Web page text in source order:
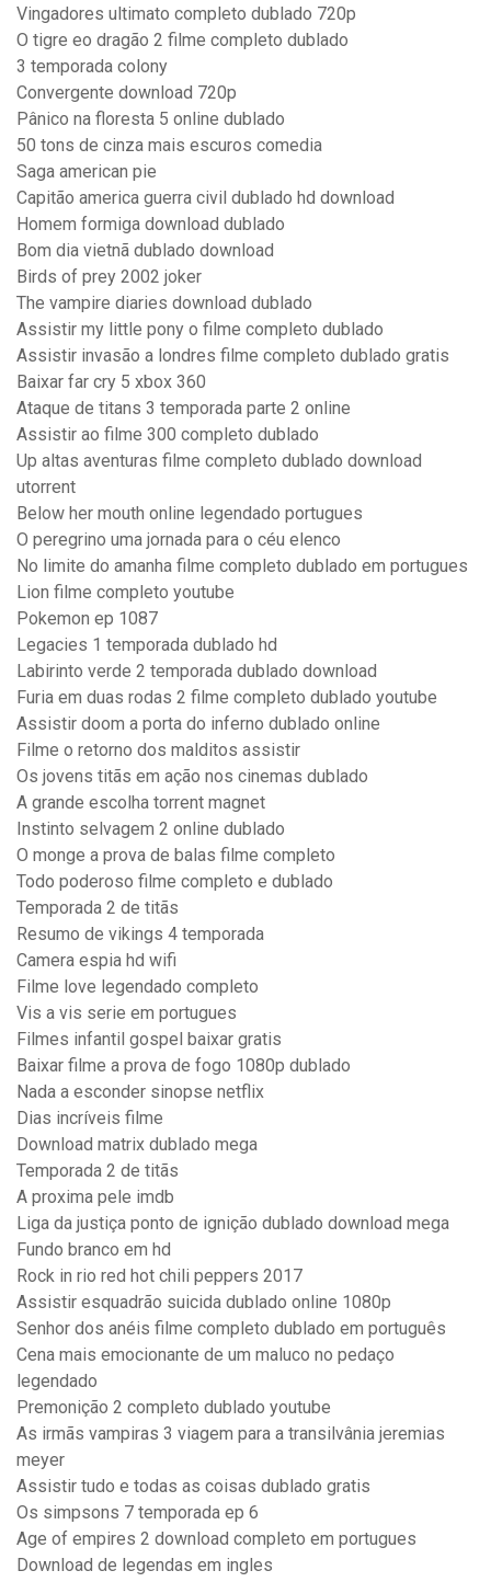
Vingadores ultimato completo dublado 720p
O tigre eo dragão 2 filme completo dublado
3 temporada colony
Convergente download 720p
Pânico na floresta 5 online dublado
50 tons de cinza mais escuros comedia
Saga american pie
Capitão america guerra civil dublado hd download
Homem formiga download dublado
Bom dia vietnã dublado download
Birds of prey 2002 joker
The vampire diaries download dublado
Assistir my little pony o filme completo dublado
Assistir invasão a londres filme completo dublado gratis
Baixar far cry 5 xbox 360
Ataque de titans 3 temporada parte 2 online
Assistir ao filme 300 completo dublado
Up altas aventuras filme completo dublado download
utorrent
Below her mouth online legendado portugues
O peregrino uma jornada para o céu elenco
No limite do amanha filme completo dublado em portugues
Lion filme completo youtube
Pokemon ep 1087
Legacies 1 temporada dublado hd
Labirinto verde 2 temporada dublado download
Furia em duas rodas 2 filme completo dublado youtube
Assistir doom a porta do inferno dublado online
Filme o retorno dos malditos assistir
Os jovens titãs em ação nos cinemas dublado
A grande escolha torrent magnet
Instinto selvagem 2 online dublado
O monge a prova de balas filme completo
Todo poderoso filme completo e dublado
Temporada 2 de titãs
Resumo de vikings 4 temporada
Camera espia hd wifi
Filme love legendado completo
Vis a vis serie em portugues
Filmes infantil gospel baixar gratis
Baixar filme a prova de fogo 1080p dublado
Nada a esconder sinopse netflix
Dias incríveis filme
Download matrix dublado mega
Temporada 2 de titãs
A proxima pele imdb
Liga da justiça ponto de ignição dublado download mega
Fundo branco em hd
Rock in rio red hot chili peppers 2017
Assistir esquadrão suicida dublado online 1080p
Senhor dos anéis filme completo dublado em português
Cena mais emocionante de um maluco no pedaço
legendado
Premonição 2 completo dublado youtube
As irmãs vampiras 3 viagem para a transilvânia jeremias
meyer
Assistir tudo e todas as coisas dublado gratis
Os simpsons 7 temporada ep 6
Age of empires 2 download completo em portugues
Download de legendas em ingles